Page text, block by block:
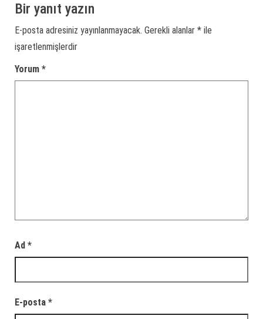
Bir yanıt yazın
E-posta adresiniz yayınlanmayacak. Gerekli alanlar * ile
işaretlenmişlerdir
Yorum *
Ad *
E-posta *